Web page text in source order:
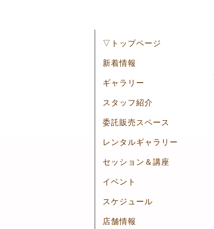
▽トップページ
新着情報
ギャラリー
スタッフ紹介
委託販売スペース
レンタルギャラリー
セッション＆講座
イベント
スケジュール
店舗情報